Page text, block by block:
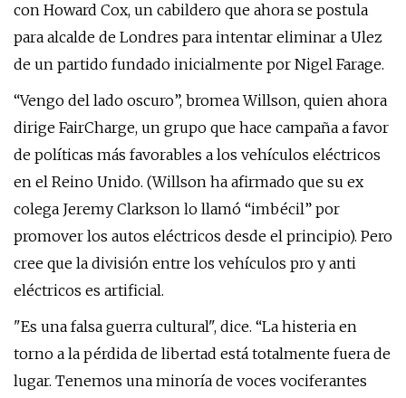
con Howard Cox, un cabildero que ahora se postula
para alcalde de Londres para intentar eliminar a Ulez
de un partido fundado inicialmente por Nigel Farage.
“Vengo del lado oscuro”, bromea Willson, quien ahora
dirige FairCharge, un grupo que hace campaña a favor
de políticas más favorables a los vehículos eléctricos
en el Reino Unido. (Willson ha afirmado que su ex
colega Jeremy Clarkson lo llamó “imbécil” por
promover los autos eléctricos desde el principio). Pero
cree que la división entre los vehículos pro y anti
eléctricos es artificial.
"Es una falsa guerra cultural", dice. “La histeria en
torno a la pérdida de libertad está totalmente fuera de
lugar. Tenemos una minoría de voces vociferantes